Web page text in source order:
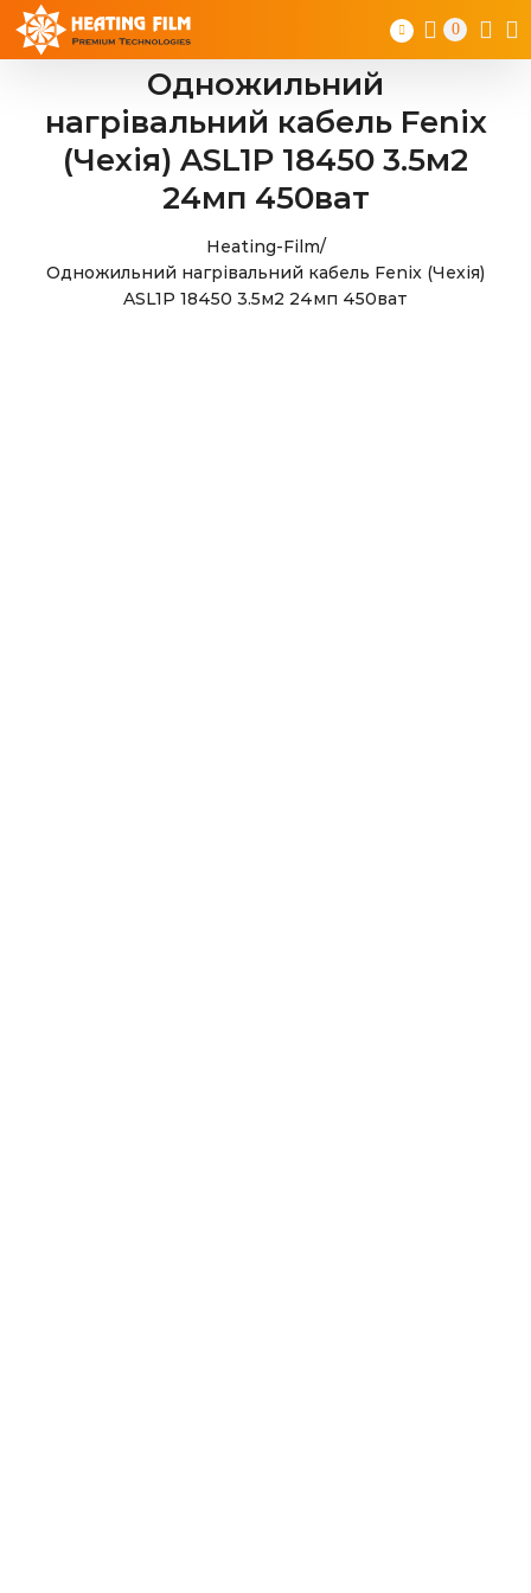
Skip
0
Одножильний
нагрівальний кабель Fenix
(Чехія) ASL1P 18450 3.5м2
24мп 450ват
Heating-Film/
Одножильний нагрівальний кабель Fenix (Чехія)
ASL1P 18450 3.5м2 24мп 450ват